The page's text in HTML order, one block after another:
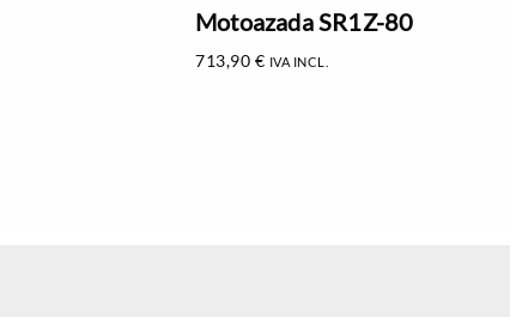
Motoazada SR1Z-80
713,90 € IVA INCL.